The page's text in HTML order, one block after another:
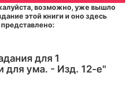
возможно, уже вышло
этой книги и оно здесь
представлено:
для 1
для ума. - Изд. 12-е"